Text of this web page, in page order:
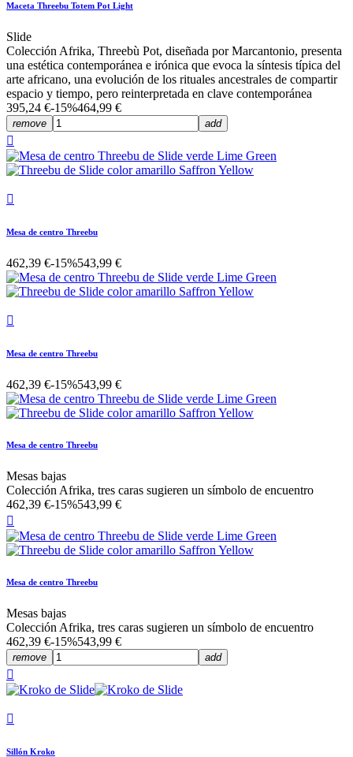
Maceta Threebu Totem Pot Light
Slide
Colección Afrika, Threebù Pot, diseñada por Marcantonio, presenta
una estética contemporánea e irónica que evoca la síntesis típica del
arte africano, una evolución de los rituales ancestrales de compartir
espacio y tiempo, pero reinterpretada en clave contemporánea
395,24 €-15%464,99 €
remove add


Mesa de centro Threebu
462,39 €-15%543,99 €

Mesa de centro Threebu
462,39 €-15%543,99 €
Mesa de centro Threebu
Mesas bajas
Colección Afrika, tres caras sugieren un símbolo de encuentro
462,39 €-15%543,99 €

Mesa de centro Threebu
Mesas bajas
Colección Afrika, tres caras sugieren un símbolo de encuentro
462,39 €-15%543,99 €
remove add


Sillón Kroko